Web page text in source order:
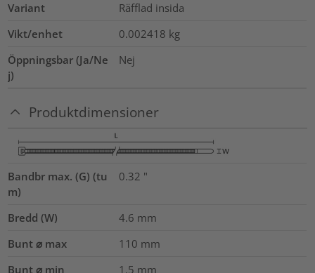
Variant
Räfflad insida
Vikt/enhet
0.002418 kg
Öppningsbar (Ja/Ne
j)
Nej
Produktdimensioner
Bandbr max. (G) (tu
m)
0.32 "
Bredd (W) 4.6 mm
Bunt ⌀ max
110 mm
Bunt ⌀ min
1.5 mm